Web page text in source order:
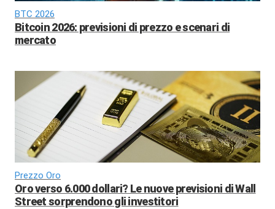
BTC 2026
Bitcoin 2026: previsioni di prezzo e scenari di
mercato
Prezzo Oro
Oro verso 6.000 dollari? Le nuove previsioni di Wall
Street sorprendono gli investitori